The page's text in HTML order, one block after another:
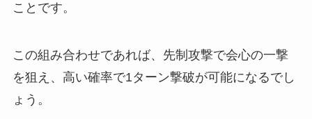
ことです。
この組み合わせであれば、先制攻撃で会心の一撃
を狙え、高い確率で1ターン撃破が可能になるでし
ょう。